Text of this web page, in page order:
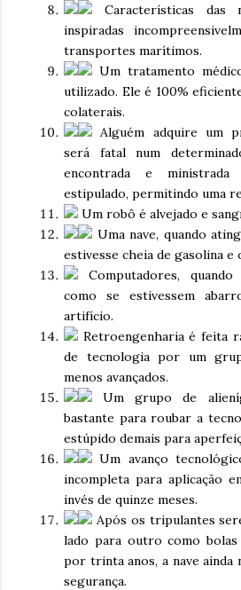
Características das
inspiradas
transportes marítimos.
Um tratamento
utilizado. Ele é 100%
colaterais.
Alguém adquire um
será fatal num
encontrada e
estipulado, permitindo uma
Um robô é alvejado e
Uma nave, quando
estivesse cheia de gasolina e
Computadores,
como se estivessem
artifício.
Retroengenharia é feita
de tecnologia por um
menos avançados.
Um grupo de
bastante para roubar a
estúpido demais para
Um avanço
incompleta para aplicação
invés de quinze meses.
Após os tripulantes
lado para outro como
por trinta anos, a nave ainda
segurança.